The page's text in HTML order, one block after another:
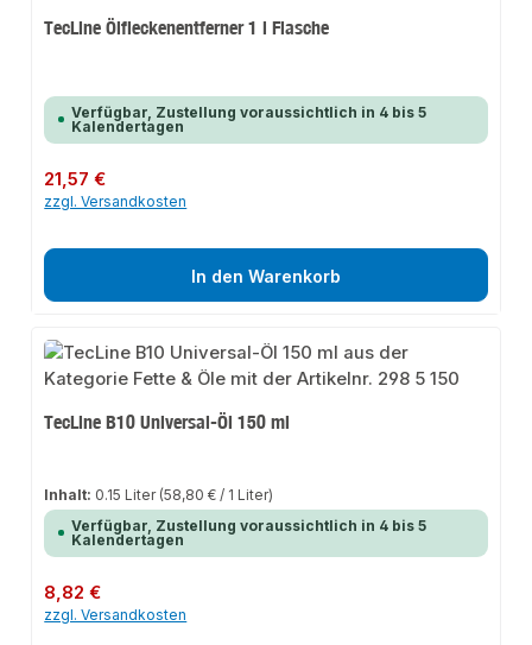
TecLine Ölfleckenentferner 1 l Flasche
Verfügbar, Zustellung voraussichtlich in 4 bis 5
Kalendertagen
Regulärer Preis:
21,57 €
zzgl. Versandkosten
In den Warenkorb
TecLine B10 Universal-Öl 150 ml
Inhalt: 0.15 Liter (58,80 € / 1 Liter)
Verfügbar, Zustellung voraussichtlich in 4 bis 5
Kalendertagen
Regulärer Preis:
8,82 €
zzgl. Versandkosten